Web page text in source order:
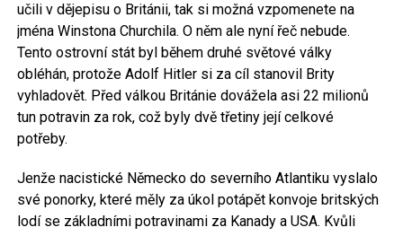
učili v dějepisu o Británii, tak si možná vzpomenete na
jména Winstona Churchila. O něm ale nyní řeč nebude.
Tento ostrovní stát byl během druhé světové války
obléhán, protože Adolf Hitler si za cíl stanovil Brity
vyhladovět. Před válkou Británie dovážela asi 22 milionů
tun potravin za rok, což byly dvě třetiny její celkové
potřeby.
Jenže nacistické Německo do severního Atlantiku vyslalo
své ponorky, které měly za úkol potápět konvoje britských
lodí se základními potravinami za Kanady a USA. Kvůli